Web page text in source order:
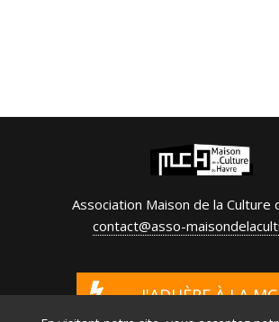
Association Maison de la Culture
contact@asso-
J'ADHÈRE À LA